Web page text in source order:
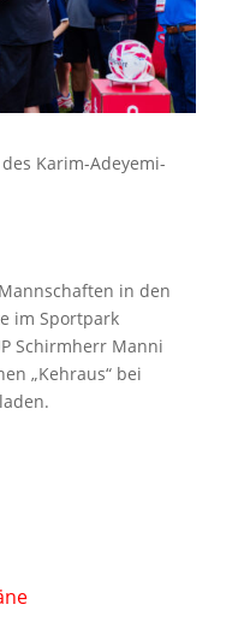
Karim-Adeyemi-
in den
im Sportpark
Schirmherr Manni
„Kehraus“ bei